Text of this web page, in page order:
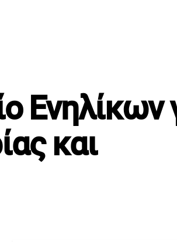
Ενηλίκων
και